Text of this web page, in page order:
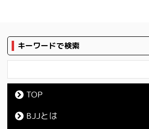
キーワードで検索
TOP
BJJとは